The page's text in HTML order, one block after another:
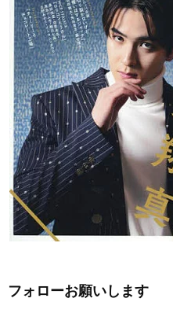
フォローお願いします